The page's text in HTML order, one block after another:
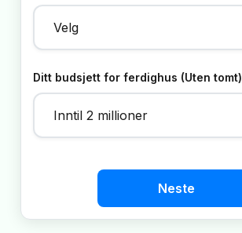
Ditt budsjett for ferdighus (Uten tomt)
Neste